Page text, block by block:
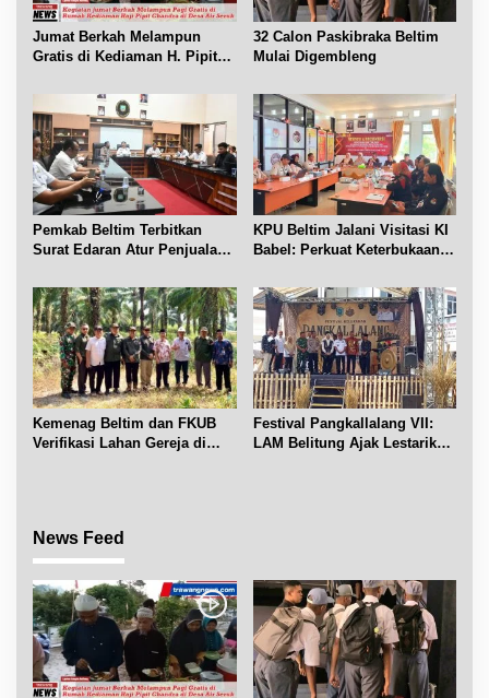
s
Jumat Berkah Melampun
Gratis di Kediaman H. Pipit
32 Calon Paskibraka Beltim
Mulai Digembleng
Pemkab Beltim Terbitkan
Surat Edaran Atur Penjualan
KPU Beltim Jalani Visitasi KI
Babel: Perkuat Keterbukaan
Kemenag Beltim dan FKUB
Verifikasi Lahan Gereja di
Festival Pangkallalang VII:
LAM Belitung Ajak Lestarikan
News Feed